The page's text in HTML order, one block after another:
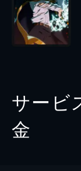
サービ
金